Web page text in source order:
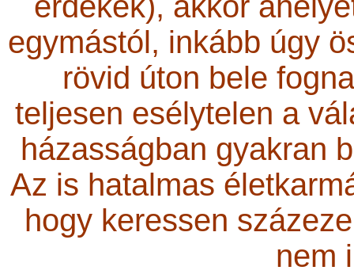
egymástól, inkább úgy
rövid úton bele
teljesen esélytelen a
házasságban gyakran
Az is hatalmas
hogy keressen
nem